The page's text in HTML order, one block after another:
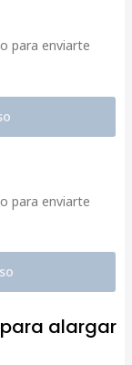
para enviarte
para enviarte
alargar